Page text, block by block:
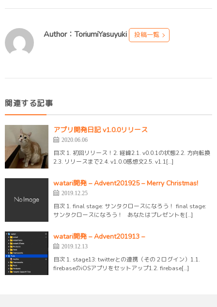
Author：ToriumiYasuyuki 投稿一覧
関連する記事
アプリ開発日記 v1.0.0リリース
2020.06.06
目次 1. 初回リリース！2. 経緯2.1. v0.0.1の状態2.2. 方向転換
2.3. リリースまで2.4. v1.0.0感想文2.5. v1.1[…]
watari開発 – Advent201925 – Merry Christmas!
2019.12.25
目次 1. final stage: サンタクロースになろう！ final stage:
サンタクロースになろう！ あなたはプレゼントを[…]
watari開発 – Advent201913 –
2019.12.13
目次 1. stage13: twitterとの連携（その２ログイン）1.1.
firebaseのiOSアプリをセットアップ1.2. firebase[…]